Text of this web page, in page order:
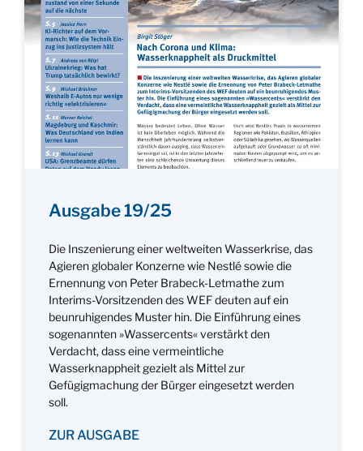
Ausgabe 19/25
Die Inszenierung einer weltweiten Wasserkrise, das
Agieren globaler Konzerne wie Nestlé sowie die
Ernennung von Peter Brabeck-Letmathe zum
Interims-Vorsitzenden des WEF deuten auf ein
beunruhigendes Muster hin. Die Einführung eines
sogenannten »Wassercents« verstärkt den
Verdacht, dass eine vermeintliche
Wasserknappheit gezielt als Mittel zur
Gefügigmachung der Bürger eingesetzt werden
soll.
ZUR AUSGABE